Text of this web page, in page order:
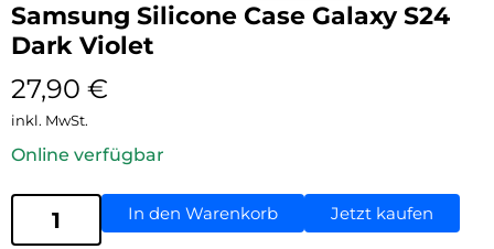
Samsung Silicone Case Galaxy S24
Dark Violet
27,90 €
inkl. MwSt.
Online verfügbar
In den Warenkorb Jetzt kaufen